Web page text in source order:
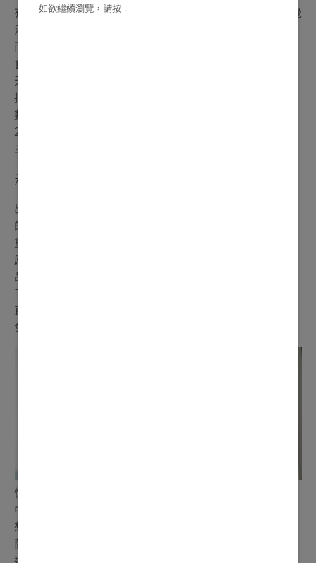
有些媽媽追求完美體態，希望長胎不長肉; 亦有些媽媽自覺
沒有大量進食的話，就不夠給予寶寶攝取額外的營養，因
而會自行食用藥材、補品來進補。但懷孕期間，無論是節
食瘦身或過量增磅，都是不建議的做法，只要多吃不同的
天然食物，保持多種營養素攝取，就已經足夠。想孕期維
持健康體重，您亦可攝取一些天然而又低GI（低升糖指
數）的食物。荷蘭美素佳兒媽媽
25，是Low GI之媽媽奶粉，助媽媽維持健康體重
主導精彩孕期！
秘技4 – 暫時改變習慣：
出外用餐時容易攝取過多的油脂，媽媽切記將多餘不必要
的油脂去掉。例如，不吃肉類的外皮，幫助維持健康的體
重。孕媽媽亦可能會經常感到肚子餓，想健康又有飽腹
感，您可以選擇以水果當作小吃。另外，如經常出外喝飲
品，例如咖啡、茶等含咖啡因的飲料和食品，那就要忍口
了！一些習慣，例如吸煙和喝酒等，也必須戒掉，因為會
直接影響寶寶的健康！如家人吸煙的話，媽媽也要注意避
免吸入二手煙啊！
懷孕對媽媽來說，是人生一個珍貴的新旅程。在這趟旅程
中，我們支持你為自己和寶寶做到最好，勇於追隨自己的
想法、擁有自己的夢想，堅持做一個自主自信的媽媽。荷
蘭美素佳兒媽媽™了解每位懷孕和授乳媽媽的心情，因此
如欲繼續瀏覽，請按︰